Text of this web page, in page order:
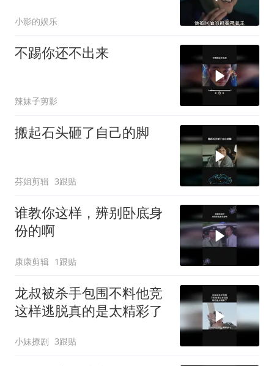
小影的娱乐
不踢你还不出来
辣妹子剪影
搬起石头砸了自己的脚
芬姐剪辑 3跟贴
谁教你这样，辨别卧底身
份的啊
康康剪辑 1跟贴
龙叔被杀手包围不料他竞
这样逃脱真的是太精彩了
小妹撩剧 3跟贴